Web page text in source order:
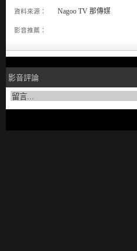
資料來源： Nagoo TV 那傳媒
影音推薦：
影音評論